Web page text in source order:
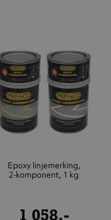
Epoxy linjemerking,
2‑komponent, 1 kg
1 058,-